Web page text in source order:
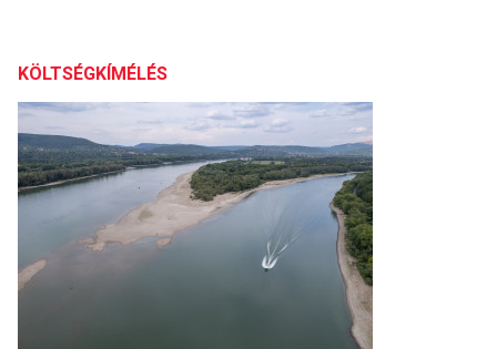
KÖLTSÉGKÍMÉLÉS